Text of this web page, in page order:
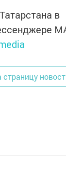
в
страницу